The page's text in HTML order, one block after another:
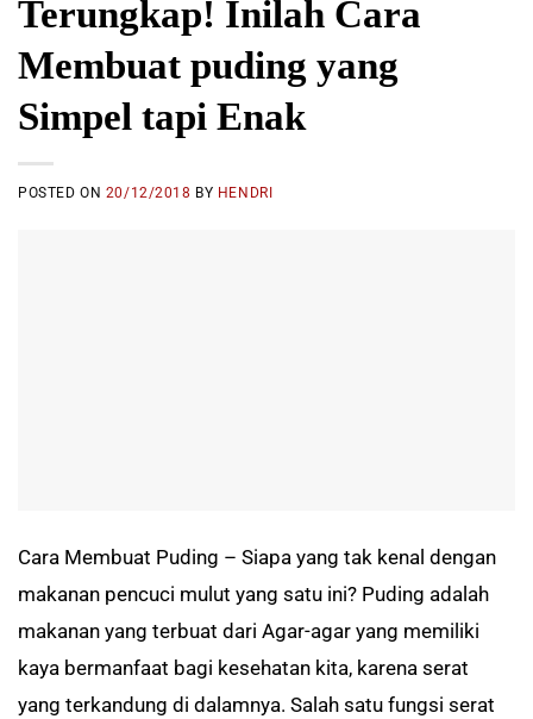
Terungkap! Inilah Cara
Membuat puding yang
Simpel tapi Enak
POSTED ON 20/12/2018 BY HENDRI
Cara Membuat Puding – Siapa yang tak kenal dengan
makanan pencuci mulut yang satu ini? Puding adalah
makanan yang terbuat dari Agar-agar yang memiliki
kaya bermanfaat bagi kesehatan kita, karena serat
yang terkandung di dalamnya. Salah satu fungsi serat